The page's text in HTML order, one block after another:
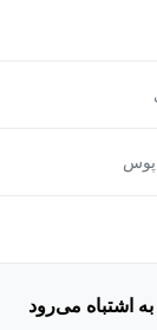
اشتباه می‌رود